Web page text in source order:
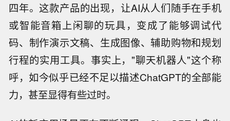
四年。这款产品的出现，让AI从人们随手在手机
或智能音箱上闲聊的玩具，变成了能够调试代
码、制作演示文稿、生成图像、辅助购物和规划
行程的实用工具。事实上，"聊天机器人"这个称
呼，如今似乎已经不足以描述ChatGPT的全部能
力，甚至显得有些过时。